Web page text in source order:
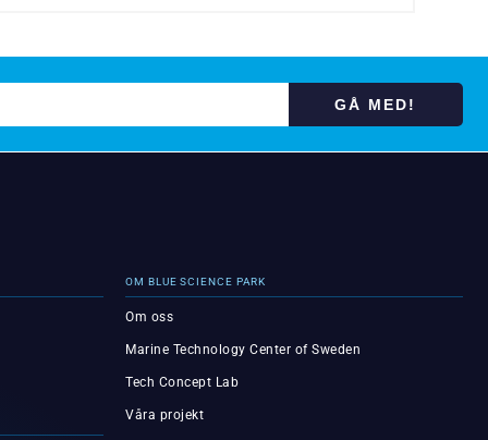
GÅ MED!
OM BLUE SCIENCE PARK
Om oss
Marine Technology Center of Sweden
Tech Concept Lab
Våra projekt